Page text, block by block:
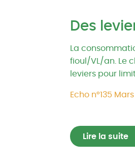
Des
La
fioul/VL/an. Le
leviers pour
Echo n°135
Lire la suite